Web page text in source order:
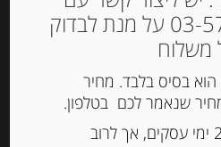
החנות ב 03-5757901 על מנת לבדוק
משלוח
בסיס בלבד. מחיר
שנאמר לכם בטלפון.
מתחייבים למשלוח תוך 2 ימי עסקים, אך לרוב